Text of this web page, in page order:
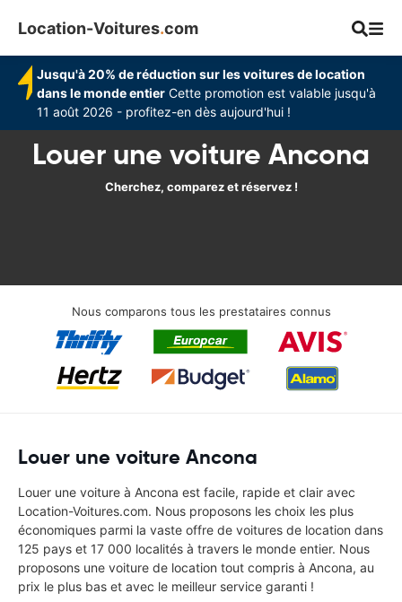
Location-Voitures.com
Jusqu'à 20% de réduction sur les voitures de location
dans le monde entier Cette promotion est valable jusqu'à
11 août 2026 - profitez-en dès aujourd'hui !
Louer une voiture Ancona
Cherchez, comparez et réservez !
Nous comparons tous les prestataires connus
Louer une voiture Ancona
Louer une voiture à Ancona est facile, rapide et clair avec
Location-Voitures.com. Nous proposons les choix les plus
économiques parmi la vaste offre de voitures de location dans
125 pays et 17 000 localités à travers le monde entier. Nous
proposons une voiture de location tout compris à Ancona, au
prix le plus bas et avec le meilleur service garanti !